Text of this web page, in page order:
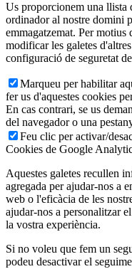
Us proporcionem una llista
ordinador al nostre domini
emmagatzemat. Per motius
modificar les galetes
configuració de seguretat
Marqueu per habilitar
fer us d'aquestes cookies
En cas contrari, se us
del navegador o una
Feu clic per activar/
Cookies de Google
Aquestes galetes recullen
agregada per ajudar-nos a
web o l'eficàcia de les
ajudar-nos a personalitzar
la vostra experiència.
Si no voleu que fem un
podeu desactivar el